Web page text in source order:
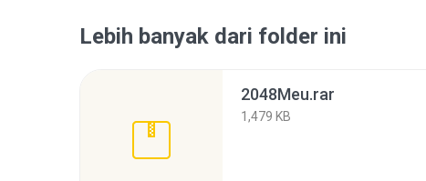
Lebih banyak dari folder ini
2048Meu.rar
1,479 KB